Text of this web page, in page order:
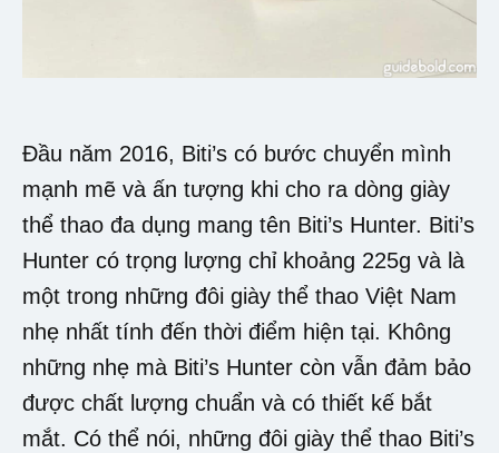
Đầu năm 2016, Biti’s có bước chuyển mình
mạnh mẽ và ấn tượng khi cho ra dòng giày
thể thao đa dụng mang tên Biti’s Hunter. Biti’s
Hunter có trọng lượng chỉ khoảng 225g và là
một trong những đôi giày thể thao Việt Nam
nhẹ nhất tính đến thời điểm hiện tại. Không
những nhẹ mà Biti’s Hunter còn vẫn đảm bảo
được chất lượng chuẩn và có thiết kế bắt
mắt. Có thể nói, những đôi giày thể thao Biti’s